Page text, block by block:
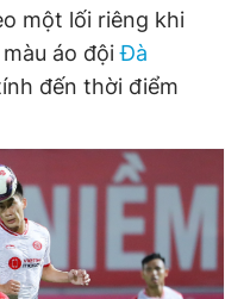
một lối riêng khi
áo độiĐà
đến thời điểm